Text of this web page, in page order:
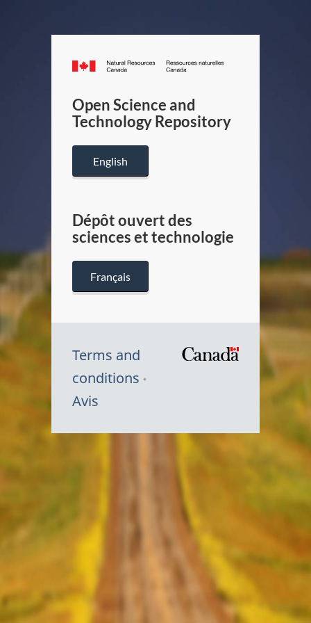
Canada.ca
/
Canada
Open Science and
Technology Repository
English
Dépôt ouvert des
sciences et technologie
Français
Terms and
conditions
Avis
Symbole
Canada